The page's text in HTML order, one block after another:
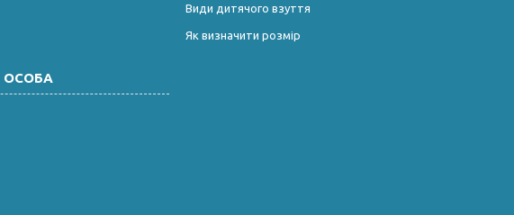
Види дитячого взуття
Як визначити розмір